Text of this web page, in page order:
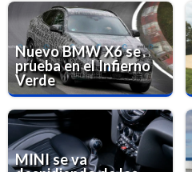
Nuevo BMW X6 se
prueba en el Infierno
Verde
MINI se va